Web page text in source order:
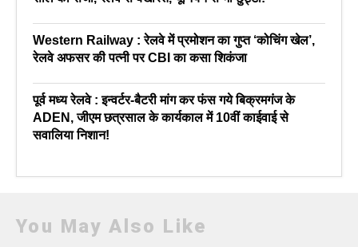
Western Railway : रेलवे में प्रमोशन का गुप्त ‘कोचिंग खेल’,
रेलवे अफसर की पत्नी पर CBI का कसा शिकंजा
पूर्व मध्य रेलवे : इन्वर्टर-बैटरी मांग कर फंस गये बिक्रमगंज के
ADEN, जीएम छत्रसाल के कार्यकाल में 10वीं काईवाई से
सवालिया निशान!
You May Also Like